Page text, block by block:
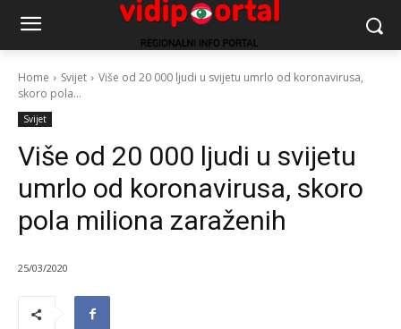
Home Svijet
Više od 20 000 ljudi u svijetu umrlo od koronavirusa,
skoro pola...
Svijet
Više od 20 000 ljudi u svijetu
umrlo od koronavirusa, skoro
pola miliona zaraženih
25/03/2020